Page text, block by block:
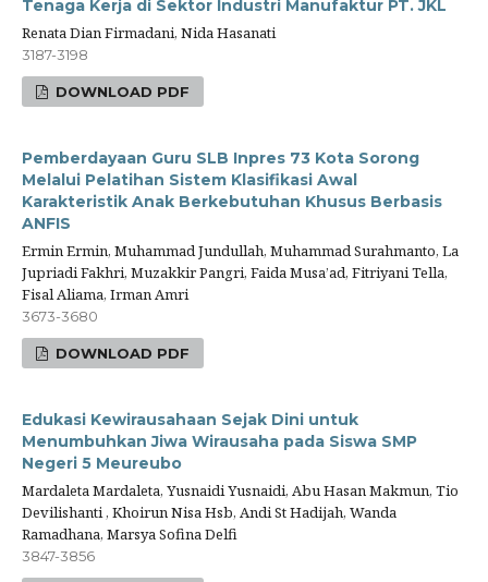
Tenaga Kerja di Sektor Industri Manufaktur PT. JKL
Renata Dian Firmadani, Nida Hasanati
3187-3198
DOWNLOAD PDF
Pemberdayaan Guru SLB Inpres 73 Kota Sorong
Melalui Pelatihan Sistem Klasifikasi Awal
Karakteristik Anak Berkebutuhan Khusus Berbasis
ANFIS
Ermin Ermin, Muhammad Jundullah, Muhammad Surahmanto, La
Jupriadi Fakhri, Muzakkir Pangri, Faida Musa’ad, Fitriyani Tella,
Fisal Aliama, Irman Amri
3673-3680
DOWNLOAD PDF
Edukasi Kewirausahaan Sejak Dini untuk
Menumbuhkan Jiwa Wirausaha pada Siswa SMP
Negeri 5 Meureubo
Mardaleta Mardaleta, Yusnaidi Yusnaidi, Abu Hasan Makmun, Tio
Devilishanti , Khoirun Nisa Hsb, Andi St Hadijah, Wanda
Ramadhana, Marsya Sofina Delfi
3847-3856